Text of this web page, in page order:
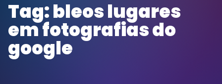
Tag:bleos lugares
em fotografias do
google